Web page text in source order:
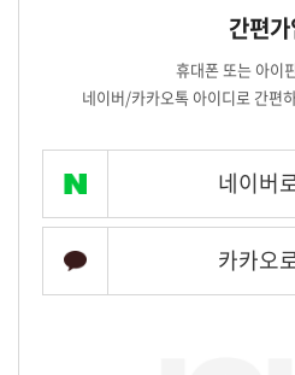
간편
휴대폰 또는 아이
네이버/카카오톡 아이디로 간편
네이버
카카오